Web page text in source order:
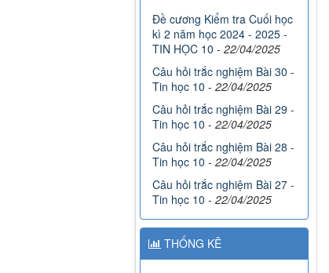
Đề cương Kiểm tra Cuối học
kì 2 năm học 2024 - 2025 -
TIN HỌC 10 - 22/04/2025
Câu hỏi trắc nghiệm Bài 30 -
Tin học 10 - 22/04/2025
Câu hỏi trắc nghiệm Bài 29 -
Tin học 10 - 22/04/2025
Câu hỏi trắc nghiệm Bài 28 -
Tin học 10 - 22/04/2025
Câu hỏi trắc nghiệm Bài 27 -
Tin học 10 - 22/04/2025
THỐNG KÊ